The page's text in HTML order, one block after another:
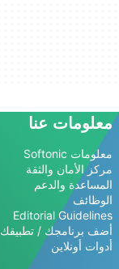
معلومات عنا
معلومات Softonic
مركز الأمان والثقة
المساعدة والدعم
الوظائف
Editorial Guidelines
أضف برنامجك / تطبيقك
أدوات أونلاين